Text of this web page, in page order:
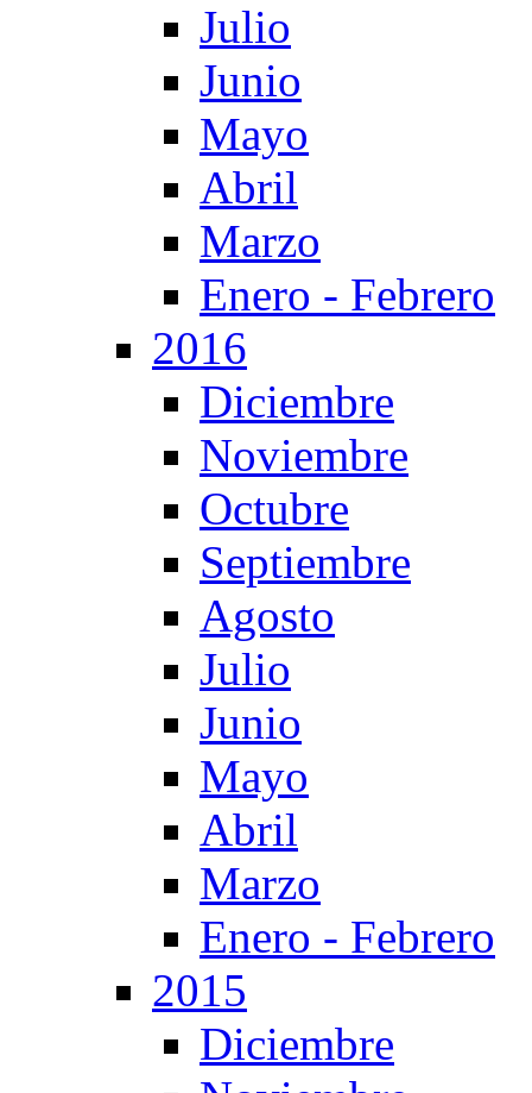
Julio
Junio
Mayo
Abril
Marzo
Enero - Febrero
2016
Diciembre
Noviembre
Octubre
Septiembre
Agosto
Julio
Junio
Mayo
Abril
Marzo
Enero - Febrero
2015
Diciembre